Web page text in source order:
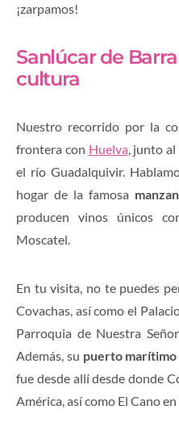
¡zarpamos!
Sanlúcar de
cultura
Nuestro recorrido por la
frontera con Huelva, junto
el río Guadalquivir.
hogar de la famosa
producen vinos únicos
Moscatel.
En tu visita, no te puedes
Covachas, así como el
Parroquia de Nuestra
Además, su puerto marítimo
fue desde allí desde donde
América, así como El Cano